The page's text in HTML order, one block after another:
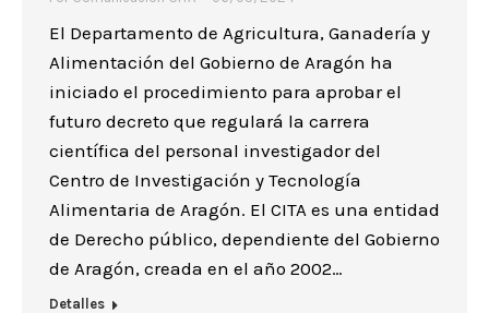
El Departamento de Agricultura, Ganadería y
Alimentación del Gobierno de Aragón ha
iniciado el procedimiento para aprobar el
futuro decreto que regulará la carrera
científica del personal investigador del
Centro de Investigación y Tecnología
Alimentaria de Aragón. El CITA es una entidad
de Derecho público, dependiente del Gobierno
de Aragón, creada en el año 2002…
Detalles